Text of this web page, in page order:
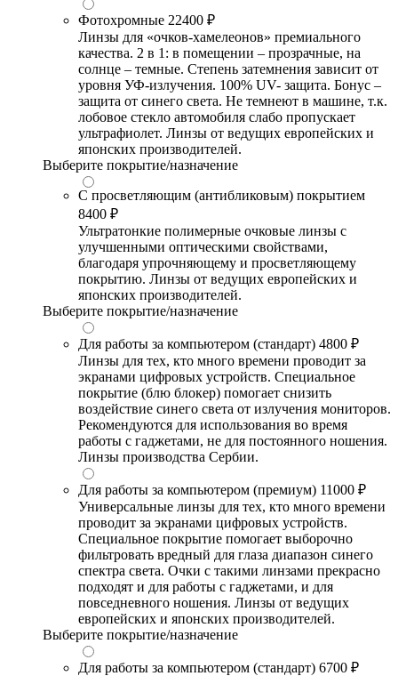
Фотохромные 22400 ₽
Линзы для «очков-хамелеонов» премиального
качества. 2 в 1: в помещении – прозрачные, на
солнце – темные. Степень затемнения зависит от
уровня УФ-излучения. 100% UV- защита. Бонус –
защита от синего света. Не темнеют в машине, т.к.
лобовое стекло автомобиля слабо пропускает
ультрафиолет. Линзы от ведущих европейских и
японских производителей.
Выберите покрытие/назначение
С просветляющим (антибликовым) покрытием
8400 ₽
Ультратонкие полимерные очковые линзы с
улучшенными оптическими свойствами,
благодаря упрочняющему и просветляющему
покрытию. Линзы от ведущих европейских и
японских производителей.
Выберите покрытие/назначение
Для работы за компьютером (стандарт) 4800 ₽
Линзы для тех, кто много времени проводит за
экранами цифровых устройств. Специальное
покрытие (блю блокер) помогает снизить
воздействие синего света от излучения мониторов.
Рекомендуются для использования во время
работы с гаджетами, не для постоянного ношения.
Линзы производства Сербии.
Для работы за компьютером (премиум) 11000 ₽
Универсальные линзы для тех, кто много времени
проводит за экранами цифровых устройств.
Специальное покрытие помогает выборочно
фильтровать вредный для глаза диапазон синего
спектра света. Очки с такими линзами прекрасно
подходят и для работы с гаджетами, и для
повседневного ношения. Линзы от ведущих
европейских и японских производителей.
Выберите покрытие/назначение
Для работы за компьютером (стандарт) 6700 ₽